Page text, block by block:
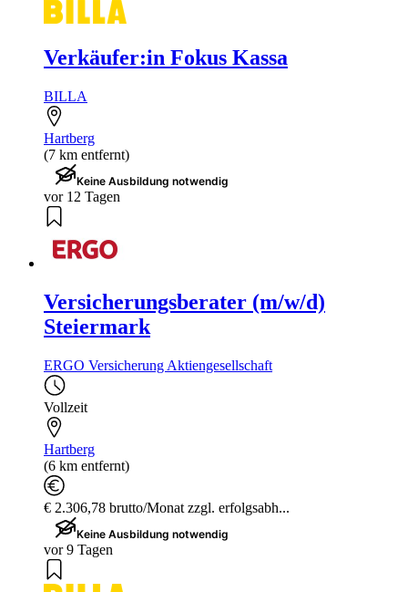
Verkäufer:in Fokus Kassa
BILLA
Hartberg
(7 km entfernt)
Keine Ausbildung notwendig
vor 12 Tagen
Versicherungsberater (m/w/d)
Steiermark
ERGO Versicherung Aktiengesellschaft
Vollzeit
Hartberg
(6 km entfernt)
€ 2.306,78 brutto/Monat zzgl. erfolgsabh...
Keine Ausbildung notwendig
vor 9 Tagen